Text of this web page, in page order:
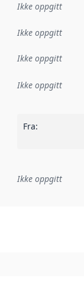
Ikke oppgitt
Ikke oppgitt
Ikke oppgitt
:
Ikke oppgitt
Fra:
Referanse til en
Ikke oppgitt